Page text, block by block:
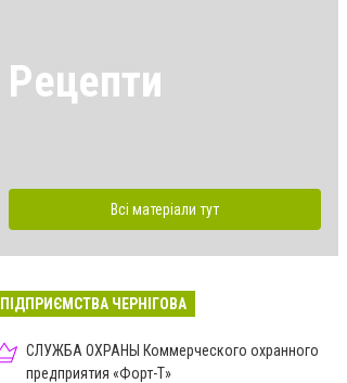
Рецепти
Всі матеріали тут
ПІДПРИЄМСТВА ЧЕРНІГОВА
СЛУЖБА ОХРАНЫ Коммерческого охранного
предприятия «Форт-Т»